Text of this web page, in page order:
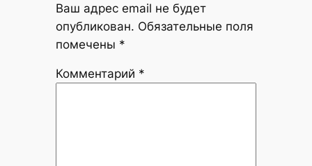
Ваш адрес email не будет
опубликован. Обязательные поля
помечены *
Комментарий *